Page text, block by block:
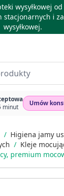
wysyłkowej od
stacjonarnych i
wysyłkowej.
minut
Umów
/ Higiena jamy
/ Kleje
premium